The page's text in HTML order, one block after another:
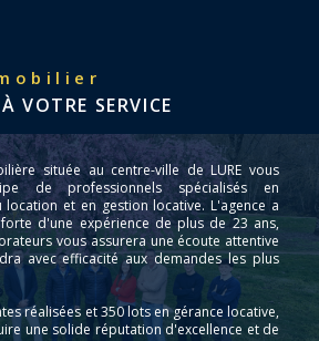
VOTRE SERVICE
située au centre-ville de LURE vous
de professionnels spécialisés en
et en gestion locative. L'agence a
d'une expérience de plus de 23 ans,
vous assurera une écoute attentive
avec efficacité aux demandes les plus
réalisées et 350 lots en gérance locative,
une solide réputation d'excellence et de